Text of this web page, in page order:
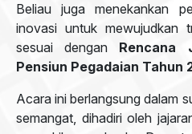
Beliau juga menekankan
inovasi untuk mewujudkan
sesuai dengan Rencana
Pensiun Pegadaian Tahun
Acara ini berlangsung dalam
semangat, dihadiri oleh